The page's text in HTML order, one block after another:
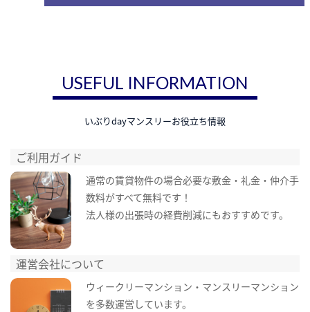
USEFUL INFORMATION
いぶりdayマンスリーお役立ち情報
ご利用ガイド
通常の賃貸物件の場合必要な敷金・礼金・仲介手
数料がすべて無料です！
法人様の出張時の経費削減にもおすすめです。
運営会社について
ウィークリーマンション・マンスリーマンション
を多数運営しています。